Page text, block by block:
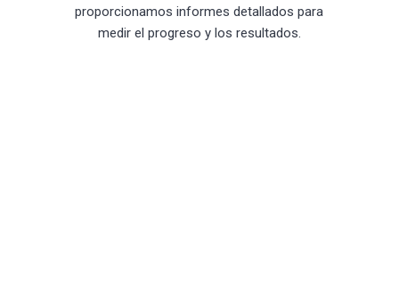
proporcionamos informes detallados para
medir el progreso y los resultados.